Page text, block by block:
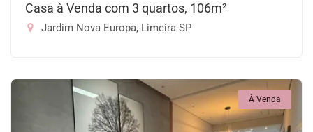
Casa à Venda com 3 quartos, 106m²
Jardim Nova Europa, Limeira-SP
À Venda